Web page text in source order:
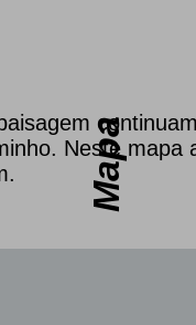
Mapa
Neste mapa